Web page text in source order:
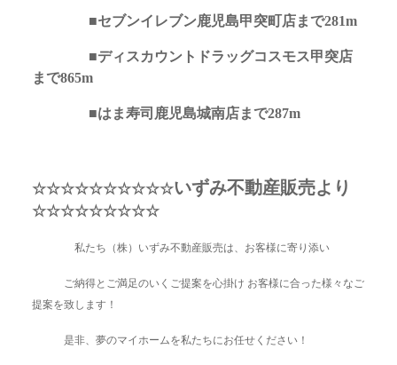
■セブンイレブン鹿児島甲突町店まで281m
■ディスカウントドラッグコスモス甲突店
まで865m
■はま寿司鹿児島城南店まで287m
☆☆☆☆☆☆☆☆☆☆いずみ不動産販売より
☆☆☆☆☆☆☆☆☆
私たち（株）いずみ不動産販売は、お客様に寄り添い
ご納得とご満足のいくご提案を心掛け お客様に合った様々なご
提案を致します！
是非、夢のマイホームを私たちにお任せください！